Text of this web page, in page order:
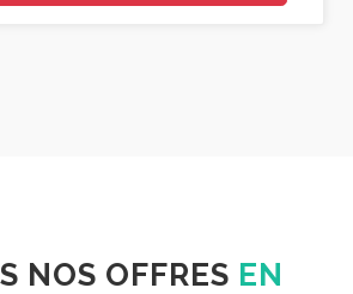
NOS OFFRES EN